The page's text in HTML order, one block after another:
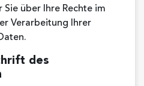
über Ihre Rechte im
Verarbeitung Ihrer
des